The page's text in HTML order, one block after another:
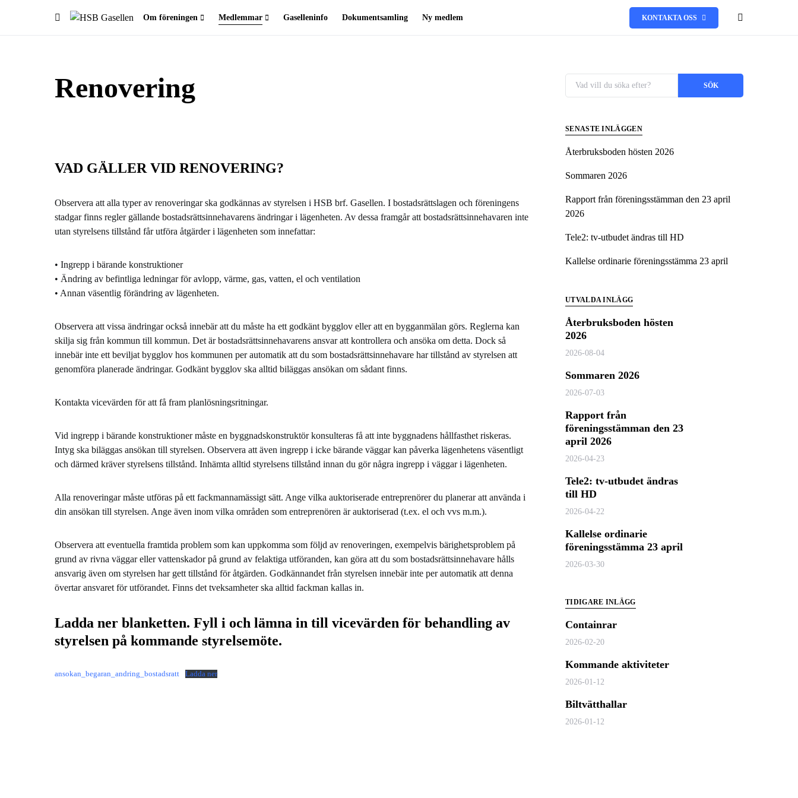
Om föreningen Medlemmar Gaselleninfo Dokumentsamling Ny medlem KONTAKTA OSS
Sök efter:
Renovering
VAD GÄLLER VID RENOVERING?
Observera att alla typer av renoveringar ska godkännas av styrelsen i HSB brf. Gasellen. I bostadsrättslagen och föreningens
stadgar finns regler gällande bostadsrättsinnehavarens ändringar i lägenheten. Av dessa framgår att bostadsrättsinnehavaren inte
utan styrelsens tillstånd får utföra åtgärder i lägenheten som innefattar:
• Ingrepp i bärande konstruktioner
• Ändring av befintliga ledningar för avlopp, värme, gas, vatten, el och ventilation
• Annan väsentlig förändring av lägenheten.
Observera att vissa ändringar också innebär att du måste ha ett godkänt bygglov eller att en bygganmälan görs. Reglerna kan
skilja sig från kommun till kommun. Det är bostadsrättsinnehavarens ansvar att kontrollera och ansöka om detta. Dock så
innebär inte ett beviljat bygglov hos kommunen per automatik att du som bostadsrättsinnehavare har tillstånd av styrelsen att
genomföra planerade ändringar. Godkänt bygglov ska alltid biläggas ansökan om sådant finns.
Kontakta vicevärden för att få fram planlösningsritningar.
Vid ingrepp i bärande konstruktioner måste en byggnadskonstruktör konsulteras få att inte byggnadens hållfasthet riskeras.
Intyg ska biläggas ansökan till styrelsen. Observera att även ingrepp i icke bärande väggar kan påverka lägenhetens väsentligt
och därmed kräver styrelsens tillstånd. Inhämta alltid styrelsens tillstånd innan du gör några ingrepp i väggar i lägenheten.
Alla renoveringar måste utföras på ett fackmannamässigt sätt. Ange vilka auktoriserade entreprenörer du planerar att använda i
din ansökan till styrelsen. Ange även inom vilka områden som entreprenören är auktoriserad (t.ex. el och vvs m.m.).
Observera att eventuella framtida problem som kan uppkomma som följd av renoveringen, exempelvis bärighetsproblem på
grund av rivna väggar eller vattenskador på grund av felaktiga utföranden, kan göra att du som bostadsrättsinnehavare hålls
ansvarig även om styrelsen har gett tillstånd för åtgärden. Godkännandet från styrelsen innebär inte per automatik att denna
övertar ansvaret för utförandet. Finns det tveksamheter ska alltid fackman kallas in.
Ladda ner blanketten. Fyll i och lämna in till vicevärden för behandling av
styrelsen på kommande styrelsemöte.
ansokan_begaran_andring_bostadsratt Ladda ner
SÖK
SENASTE INLÄGGEN
Återbruksboden hösten 2026
Sommaren 2026
Rapport från föreningsstämman den 23 april
2026
Tele2: tv-utbudet ändras till HD
Kallelse ordinarie föreningsstämma 23 april
UTVALDA INLÄGG
Återbruksboden hösten
2026
2026-08-04
Sommaren 2026
2026-07-03
Rapport från
föreningsstämman den 23
april 2026
2026-04-23
Tele2: tv-utbudet ändras
till HD
2026-04-22
Kallelse ordinarie
föreningsstämma 23 april
2026-03-30
TIDIGARE INLÄGG
Containrar
2026-02-20
Kommande aktiviteter
2026-01-12
Biltvätthallar
2026-01-12